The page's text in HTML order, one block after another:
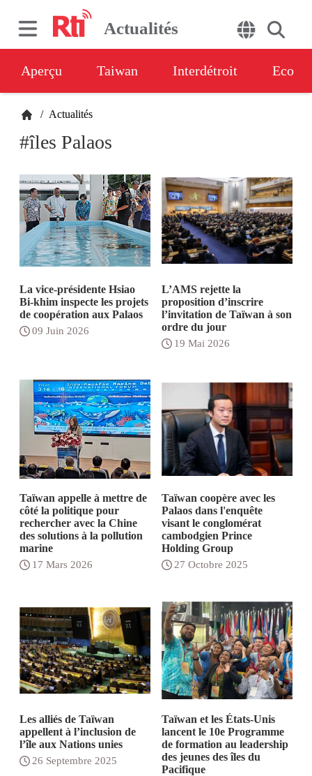
Actualités
Aperçu Taiwan Interdétroit Eco
/ Actualités
#îles Palaos
La vice-présidente Hsiao
Bi-khim inspecte les projets
de coopération aux Palaos
09 Juin 2026
L’AMS rejette la
proposition d’inscrire
l’invitation de Taïwan à son
ordre du jour
19 Mai 2026
Taïwan appelle à mettre de
côté la politique pour
rechercher avec la Chine
des solutions à la pollution
marine
17 Mars 2026
Taïwan coopère avec les
Palaos dans l'enquête
visant le conglomérat
cambodgien Prince
Holding Group
27 Octobre 2025
Les alliés de Taïwan
appellent à l’inclusion de
l’île aux Nations unies
26 Septembre 2025
Taïwan et les États-Unis
lancent le 10e Programme
de formation au leadership
des jeunes des îles du
Pacifique